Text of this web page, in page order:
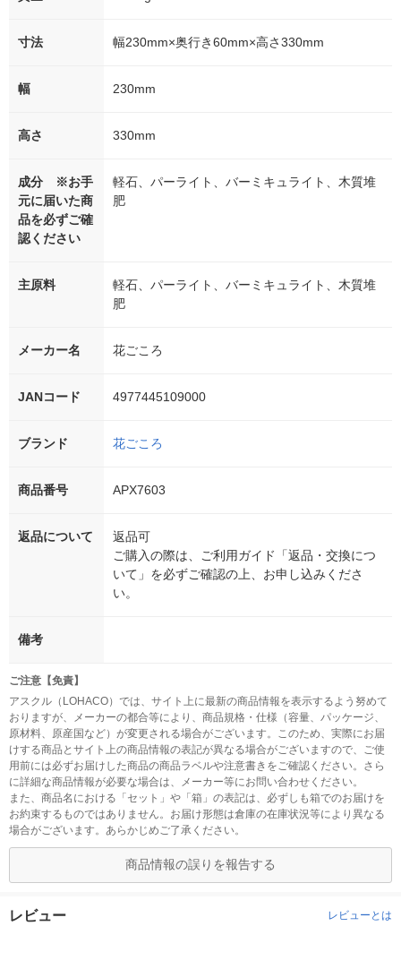
寸法 幅230mm×奥行き60mm×高さ330mm
幅 230mm
高さ 330mm
成分 ※お手
元に届いた商
品を必ずご確
認ください
軽石、パーライト、バーミキュライト、木質堆
肥
主原料
軽石、パーライト、バーミキュライト、木質堆
肥
メーカー名 花ごころ
JANコード 4977445109000
ブランド 花ごころ
商品番号 APX7603
返品について
返品可
ご購入の際は、ご利用ガイド「返品・交換につ
いて」を必ずご確認の上、お申し込みくださ
い。
備考
ご注意【免責】
アスクル（LOHACO）では、サイト上に最新の商品情報を表示するよう努めて
おりますが、メーカーの都合等により、商品規格・仕様（容量、パッケージ、
原材料、原産国など）が変更される場合がございます。このため、実際にお届
けする商品とサイト上の商品情報の表記が異なる場合がございますので、ご使
用前には必ずお届けした商品の商品ラベルや注意書きをご確認ください。さら
に詳細な商品情報が必要な場合は、メーカー等にお問い合わせください。
また、商品名における「セット」や「箱」の表記は、必ずしも箱でのお届けを
お約束するものではありません。お届け形態は倉庫の在庫状況等により異なる
場合がございます。あらかじめご了承ください。
商品情報の誤りを報告する
レビュー レビューとは